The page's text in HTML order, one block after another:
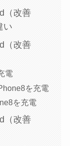
（改善
い
（改善
電
を充電
を充電
（改善